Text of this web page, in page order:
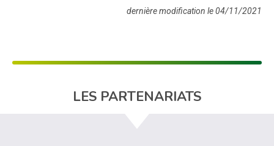
dernière modification le 04/11/2021
LES PARTENARIATS